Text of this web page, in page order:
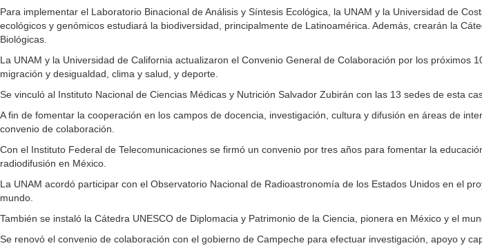
Para implementar el Laboratorio Binacional de Análisis y Síntesis Ecológica, la UNAM y la Universidad de
ecológicos y genómicos estudiará la biodiversidad, principalmente de Latinoamérica. Además, crearán la
Biológicas.
La UNAM y la Universidad de California actualizaron el Convenio General de Colaboración por los
migración y desigualdad, clima y salud, y deporte.
Se vinculó al Instituto Nacional de Ciencias Médicas y Nutrición Salvador Zubirán con las 13 sedes de esta
A fin de fomentar la cooperación en los campos de docencia, investigación, cultura y difusión en áreas de
convenio de colaboración.
Con el Instituto Federal de Telecomunicaciones se firmó un convenio por tres años para fomentar la
radiodifusión en México.
La UNAM acordó participar con el Observatorio Nacional de Radioastronomía de los Estados Unidos en el
mundo.
También se instaló la Cátedra UNESCO de Diplomacia y Patrimonio de la Ciencia, pionera en México y el
Se renovó el convenio de colaboración con el gobierno de Campeche para efectuar investigación, apoyo y